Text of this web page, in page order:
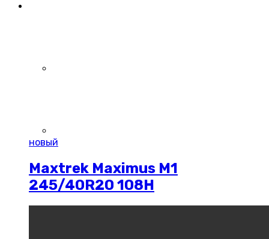
новый
Maxtrek Maximus M1
245/40R20 108H